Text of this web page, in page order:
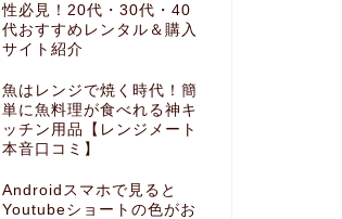
性必見！20代・30代・40
代おすすめレンタル＆購入
サイト紹介
魚はレンジで焼く時代！簡
単に魚料理が食べれる神キ
ッチン用品【レンジメート
本音口コミ】
Androidスマホで見ると
Youtubeショートの色がお